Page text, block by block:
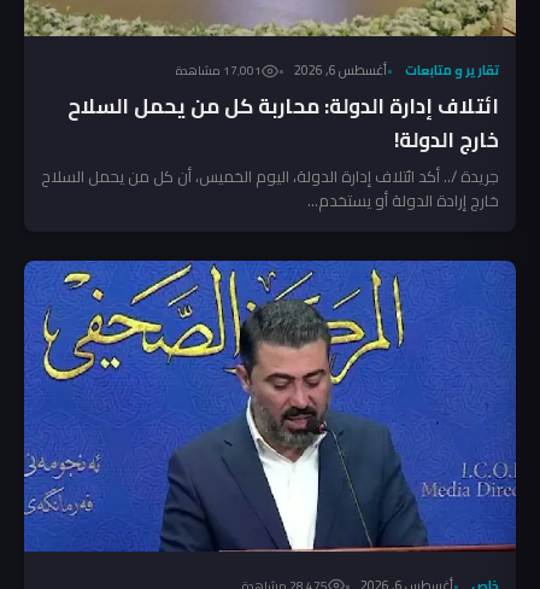
تقارير و متابعات أغسطس 6, 2026 17٬001 مشاهدة
ائتلاف إدارة الدولة: محاربة كل من يحمل السلاح
خارج الدولة!
جريدة /.. أكد ائتلاف إدارة الدولة، اليوم الخميس، أن كل من يحمل السلاح
خارج إرادة الدولة أو يستخدم...